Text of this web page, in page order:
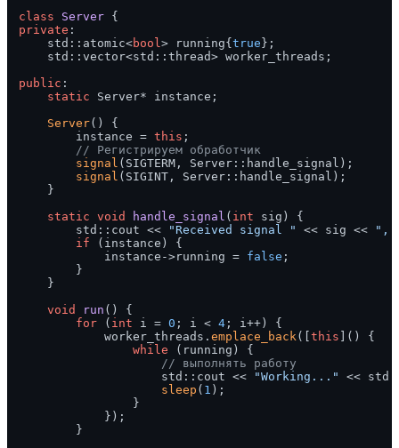
class
Server
private :
    std::atomic<
bool > running{true};
    std::vector<std::thread> worker_threads;
public :
static Server* instance;
Server() {
        instance =
this ;
// Регистрируем обработчик
signal (SIGTERM, Server::handle_signal);
signal (SIGINT, Server::handle_signal);
    }
static void handle_signal ( int sig)
{
        std::cout <<
"Received signal " << sig <<
",
if (instance) {
            instance->running =
false ;
        }
    }
void
run ()
{
for ( int i = 0 ; i < 4 ; i++) {
            worker_threads.
emplace_back ([this ]() {
while (running) {
// выполнять работу
                    std::cout <<
"Working..."
<<
sleep ( 1 );
                }
            });
        }